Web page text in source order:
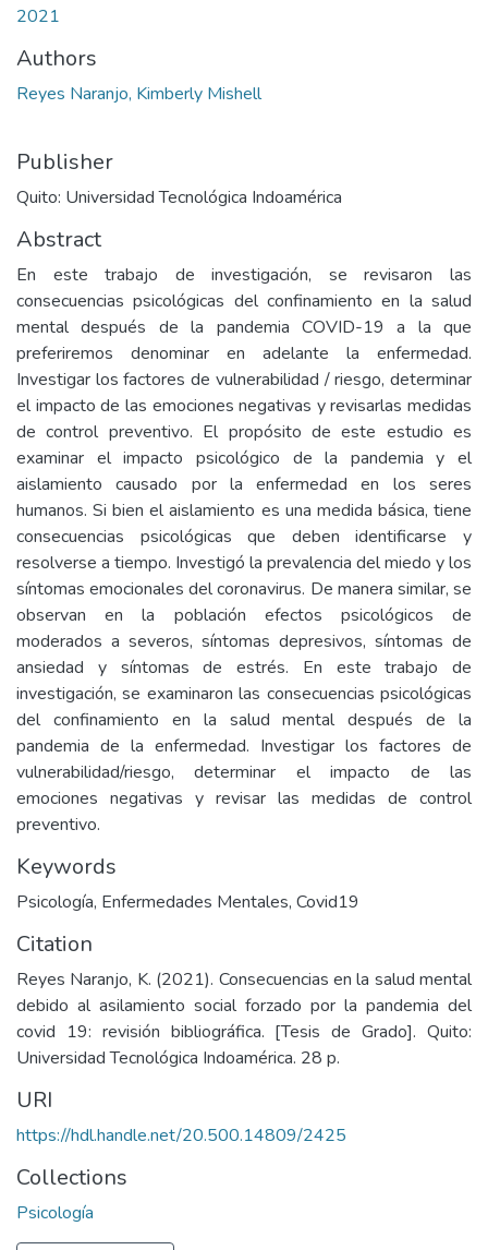
2021
Authors
Reyes Naranjo, Kimberly Mishell
Publisher
Quito: Universidad Tecnológica Indoamérica
Abstract
En este trabajo de investigación, se revisaron las
consecuencias psicológicas del confinamiento en la salud
mental después de la pandemia COVID-19 a la que
preferiremos denominar en adelante la enfermedad.
Investigar los factores de vulnerabilidad / riesgo, determinar
el impacto de las emociones negativas y revisarlas medidas
de control preventivo. El propósito de este estudio es
examinar el impacto psicológico de la pandemia y el
aislamiento causado por la enfermedad en los seres
humanos. Si bien el aislamiento es una medida básica, tiene
consecuencias psicológicas que deben identificarse y
resolverse a tiempo. Investigó la prevalencia del miedo y los
síntomas emocionales del coronavirus. De manera similar, se
observan en la población efectos psicológicos de
moderados a severos, síntomas depresivos, síntomas de
ansiedad y síntomas de estrés. En este trabajo de
investigación, se examinaron las consecuencias psicológicas
del confinamiento en la salud mental después de la
pandemia de la enfermedad. Investigar los factores de
vulnerabilidad/riesgo, determinar el impacto de las
emociones negativas y revisar las medidas de control
preventivo.
Keywords
Psicología, Enfermedades Mentales, Covid19
Citation
Reyes Naranjo, K. (2021). Consecuencias en la salud mental
debido al asilamiento social forzado por la pandemia del
covid 19: revisión bibliográfica. [Tesis de Grado]. Quito:
Universidad Tecnológica Indoamérica. 28 p.
URI
https://hdl.handle.net/20.500.14809/2425
Collections
Psicología